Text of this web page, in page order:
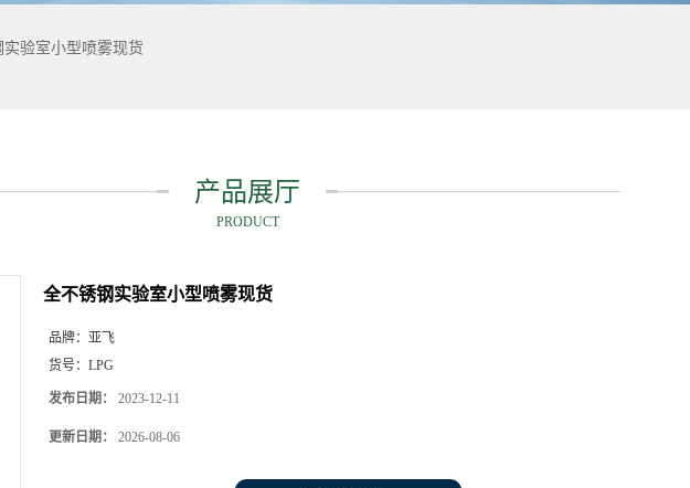
实验室小型喷雾现货
产品展厅
PRODUCT
全不锈钢实验室小型喷雾现货
品牌： 亚飞
货号： LPG
发布日期： 2023-12-11
更新日期： 2026-08-06